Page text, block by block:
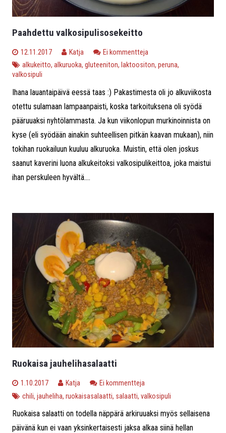
Paahdettu valkosipulisosekeitto
12.11.2017 Katja
Ei kommentteja
alkukeitto, alkuruoka, gluteeniton, laktoositon, peruna,
valkosipuli
Ihana lauantaipäivä eessä taas :) Pakastimesta oli jo alkuviikosta
otettu sulamaan lampaanpaisti, koska tarkoituksena oli syödä
pääruuaksi nyhtölammasta. Ja kun viikonlopun murkinoinnista on
kyse (eli syödään ainakin suhteellisen pitkän kaavan mukaan), niin
tokihan ruokailuun kuuluu alkuruoka. Muistin, että olen joskus
saanut kaverini luona alkukeitoksi valkosipulikeittoa, joka maistui
ihan perskuleen hyvältä....
Ruokaisa jauhelihasalaatti
1.10.2017 Katja
Ei kommentteja
chili, jauheliha, ruokaisasalaatti, salaatti, valkosipuli
Ruokaisa salaatti on todella näppärä arkiruuaksi myös sellaisena
päivänä kun ei vaan yksinkertaisesti jaksa alkaa siinä hellan